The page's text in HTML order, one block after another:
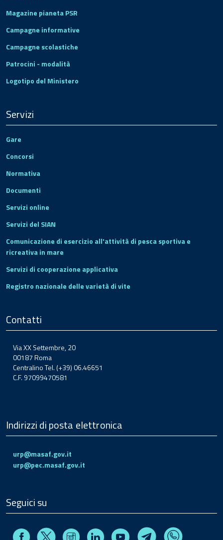
Magazine pianeta PSR
Campagne informative
Campagne scolastiche
Patrocini - modalità
Logotipo del Ministero
Servizi
Gare
Concorsi
Normativa
Documenti
Servizi online
Servizi del SIAN
Comunicazione di esercizio all'attività di pesca sportiva e
ricreativa in mare
Servizi di cooperazione applicativa
Registro nazionale delle varietà di vite
Contatti
Via XX Settembre, 20
00187 Roma
Centralino Tel. (+39) 06.46651
C.F. 97099470581
Indirizzi di posta elettronica
urp@masaf.gov.it
urp@pec.masaf.gov.it
Seguici su
FacebookX InstagramLinkedin Youtube TelegramWhatsapp